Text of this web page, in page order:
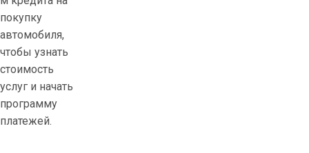
покупку
автомобиля,
чтобы узнать
стоимость
услуг и начать
программу
платежей.